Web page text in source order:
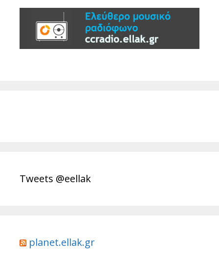
Tweets @eellak
planet.ellak.gr